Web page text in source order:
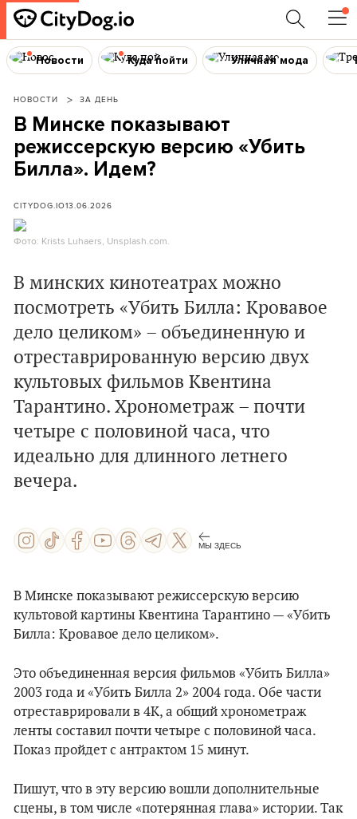
Новости Куда пойти Уличная мода
НОВОСТИ ЗА ДЕНЬ
В Минске показывают
режиссерскую версию «Убить
Билла». Идем?
CITYDOG.IO13.06.2026
Фото: Krists Luhaers, Unsplash.com.
В минских кинотеатрах можно
посмотреть «Убить Билла: Кровавое
дело целиком» – объединенную и
отреставрированную версию двух
культовых фильмов Квентина
Тарантино. Хронометраж – почти
четыре с половиной часа, что
идеально для длинного летнего
вечера.
МЫ ЗДЕСЬ
В Минске показывают режиссерскую версию
культовой картины Квентина Тарантино — «Убить
Билла: Кровавое дело целиком».
Это объединенная версия фильмов «Убить Билла»
2003 года и «Убить Билла 2» 2004 года. Обе части
отреставрировали в 4K, а общий хронометраж
ленты составил почти четыре с половиной часа.
Показ пройдет с антрактом 15 минут.
Пишут, что в эту версию вошли дополнительные
сцены, в том числе «потерянная глава» истории. Так